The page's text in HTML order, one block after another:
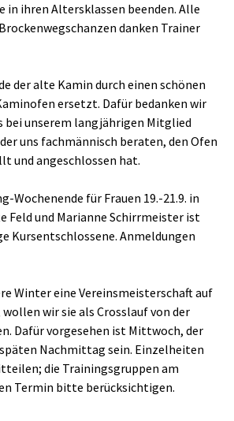
in ihren Altersklassen beenden. Alle
danken Trainer
der alte Kamin durch einen schönen
ersetzt. Dafür bedanken wir
bei unserem langjährigen Mitglied
uns fachmännisch beraten, den Ofen
und angeschlossen hat.
Wochenende für Frauen 19.-21.9. in
Feld und Marianne Schirrmeister ist
Kursentschlossene. Anmeldungen
Winter eine Vereinsmeisterschaft auf
wir sie als Crosslauf von der
Dafür vorgesehen ist Mittwoch, der
Nachmittag sein. Einzelheiten
die Trainingsgruppen am
Termin bitte berücksichtigen.